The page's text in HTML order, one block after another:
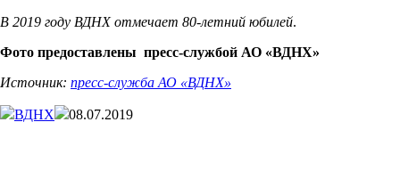
В 2019 году ВДНХ отмечает 80-летний юбилей.
Фото предоставлены пресс-службой АО «ВДНХ»
Источник: пресс-служба АО «ВДНХ»
ВДНХ 08.07.2019